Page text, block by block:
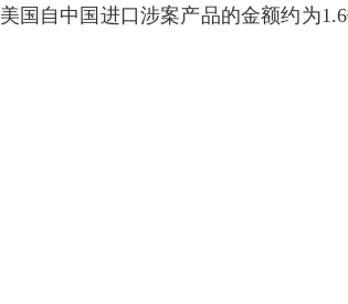
国自中国进口涉案产品的金额约为1.6